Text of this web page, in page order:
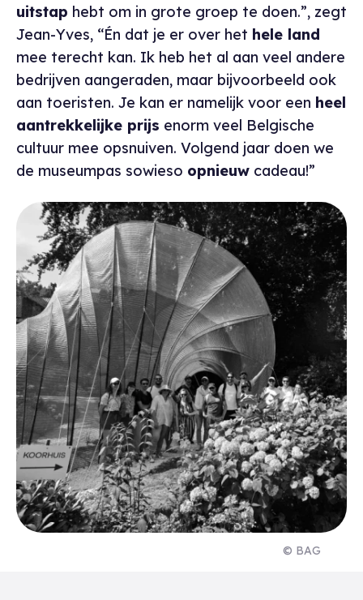
uitstap hebt om in grote groep te doen.”, zegt
Jean-Yves, “Én dat je er over het hele land
mee terecht kan. Ik heb het al aan veel andere
bedrijven aangeraden, maar bijvoorbeeld ook
aan toeristen. Je kan er namelijk voor een heel
aantrekkelijke prijs enorm veel Belgische
cultuur mee opsnuiven. Volgend jaar doen we
de museumpas sowieso opnieuw cadeau!”
© BAG